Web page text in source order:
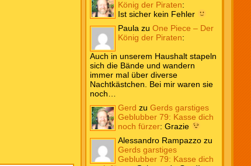
König der Piraten:
Ist sicher kein Fehler
Paula zuOne Piece – Der
König der Piraten:
Auch in unserem Haushalt stapeln
sich die Bände und wandern
immer mal über diverse
Nachtkästchen. Bei mir waren sie
noch…
Gerd zuGerds garstiges
Geblubber 79: Kasse dich
noch fürzer:Grazie
Alessandro Rampazzo zu
Gerds garstiges
Geblubber 79: Kasse dich